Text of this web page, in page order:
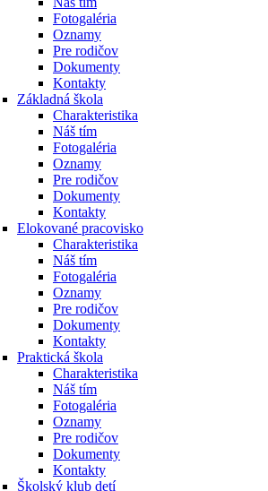
Fotogaléria
Oznamy
Pre rodičov
Dokumenty
Kontakty
Základná škola
Charakteristika
Náš tím
Fotogaléria
Oznamy
Pre rodičov
Dokumenty
Kontakty
Elokované pracovisko
Charakteristika
Náš tím
Fotogaléria
Oznamy
Pre rodičov
Dokumenty
Kontakty
Praktická škola
Charakteristika
Náš tím
Fotogaléria
Oznamy
Pre rodičov
Dokumenty
Kontakty
Školský klub detí